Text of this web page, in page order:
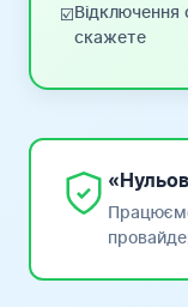
☑️Відключення
скажете